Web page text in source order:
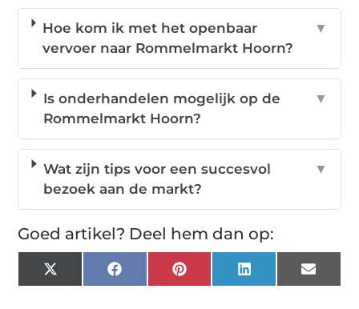
Hoe kom ik met het openbaar
vervoer naar Rommelmarkt Hoorn?
▼
Is onderhandelen mogelijk op de
Rommelmarkt Hoorn?
▼
Wat zijn tips voor een succesvol
bezoek aan de markt?
▼
Goed artikel? Deel hem dan op:
X
(Twitter)
FacebookPinterestLinkedInEmail